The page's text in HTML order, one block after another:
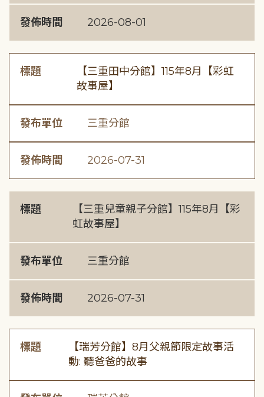
發佈時間 2026-08-01
標題
【三重田中分館】115年8月【彩虹
故事屋】
發布單位 三重分館
發佈時間 2026-07-31
標題
【三重兒童親子分館】115年8月【彩
虹故事屋】
發布單位 三重分館
發佈時間 2026-07-31
標題
【瑞芳分館】8月父親節限定故事活
動: 聽爸爸的故事